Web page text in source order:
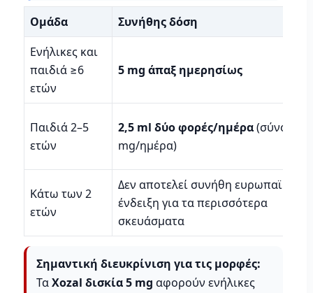
Ομάδα
Συνήθης δόση
Ενήλικες και
παιδιά ≥6
ετών
5 mg άπαξ ημερησίως
Παιδιά 2–5
ετών
2,5 ml δύο φορές/ημέρα(σύνολο
mg/ημέρα)
Κάτω των 2
ετών
Δεν αποτελεί συνήθη ευρωπαϊκή
ένδειξη για τα περισσότερα
σκευάσματα
Σημαντική διευκρίνιση για τις μορφές:
ΤαXozal δισκία 5 mg αφορούν ενήλικες